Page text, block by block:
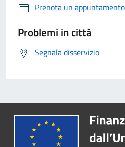
Prenota un appuntamento
Problemi in città
Segnala disservizio